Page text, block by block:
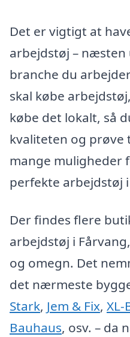
Det er vigtigt at
arbejdstøj – næsten
branche du
skal købe
købe det lokalt, så
kvaliteten og prøve
mange muligheder
perfekte arbejdstøj
Der findes flere
arbejdstøj i
og omegn. Det
det nærmeste
Stark, Jem & Fix, XL-
Bauhaus, osv. – da